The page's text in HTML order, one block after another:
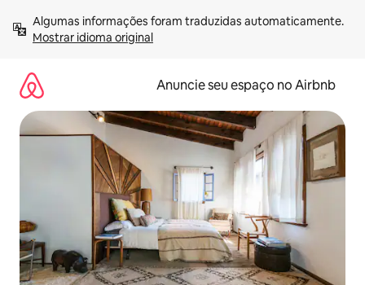
para
Mostrar idioma original
Anuncie seu espaço no Airbnb